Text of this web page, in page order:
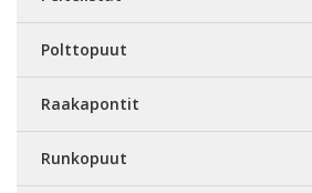
Polttopuut
Raakapontit
Runkopuut